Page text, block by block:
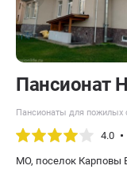
Пансионат
Пансионаты для пожилых
4.0
МО, поселок Карповы